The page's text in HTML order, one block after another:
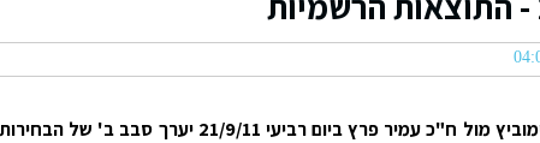
ח"כ שלי יחימוביץ מול ח"כ עמיר פרץ ביום רביעי 21/9/11 יערך סבב ב' של הבחירות